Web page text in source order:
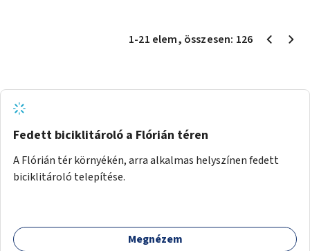
1-21 elem, összesen: 126
Fedett biciklitároló a Flórián téren
A Flórián tér környékén, arra alkalmas helyszínen fedett
biciklitároló telepítése.
Megnézem